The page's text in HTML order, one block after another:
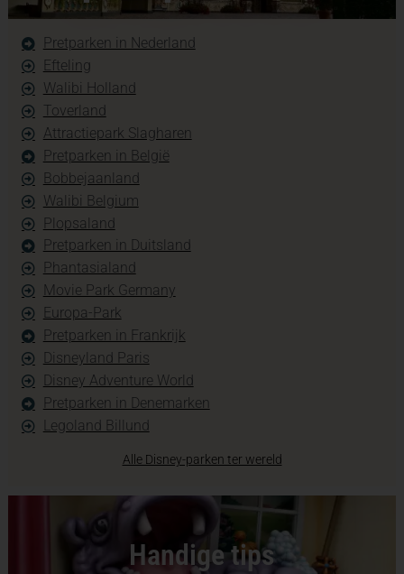
Pretparken in Nederland
Efteling
Walibi Holland
Toverland
Attractiepark Slagharen
Pretparken in België
Bobbejaanland
Walibi Belgium
Plopsaland
Pretparken in Duitsland
Phantasialand
Movie Park Germany
Europa-Park
Pretparken in Frankrijk
Disneyland Paris
Disney Adventure World
Pretparken in Denemarken
Legoland Billund
Alle Disney-parken ter wereld
Handige tips